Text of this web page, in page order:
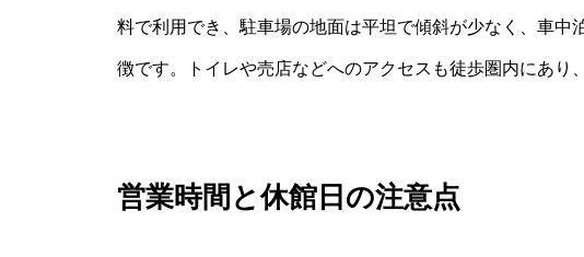
料で利用でき、駐車場の地面は平坦で傾斜が少なく、車中
徴です。トイレや売店などへのアクセスも徒歩圏内にあり
営業時間と休館日の注意点